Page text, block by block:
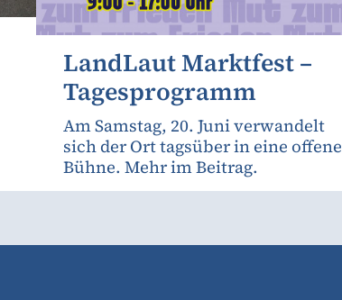
LandLaut Marktfest –
Tagesprogramm
Am Samstag, 20. Juni verwandelt
sich der Ort tagsüber in eine offene
Bühne. Mehr im Beitrag.